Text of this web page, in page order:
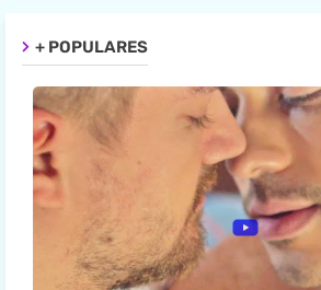
+ POPULARES